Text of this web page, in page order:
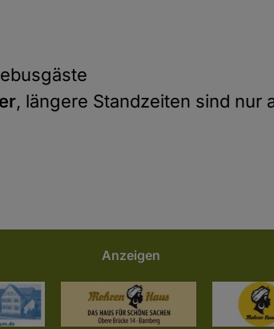
, längere Standzeiten sind nur
Anzeigen